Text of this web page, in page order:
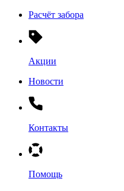
Расчёт забора
Акции
Новости
Контакты
Помощь